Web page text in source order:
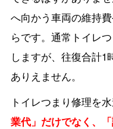
へ向かう車両の維持
らです。通常トイレ
しますが、往復合計1
ありえません。
トイレつまり修理を
業代」だけでなく、